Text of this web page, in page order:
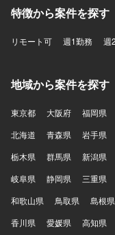
特徴から案件を探す
リモート可 週1勤務 週
地域から案件を探す
東京都 大阪府 福岡県
北海道
青森県 岩手県
栃木県
群馬県 新潟県
岐阜県
静岡県 三重県
和歌山県
鳥取県 島根県
香川県
愛媛県 高知県